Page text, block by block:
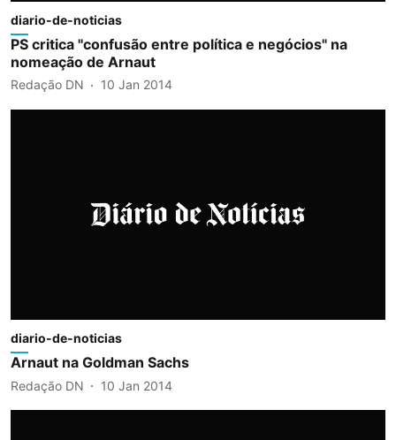
diario-de-noticias
PS critica "confusão entre política e negócios" na
nomeação de Arnaut
Redação DN 10 Jan 2014
diario-de-noticias
Arnaut na Goldman Sachs
Redação DN 10 Jan 2014